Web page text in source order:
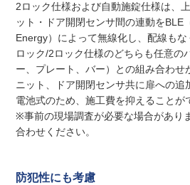
2ロック仕様および自動施錠仕様は、
ット・ドア開閉センサ間の連動をBLE
Energy）によって無線化し、配線も
ロック/2ロック仕様のどちらも任意の
ー、プレート、バー）との組み合わせ
ニット、ドア開閉センサ共に扉への追
電池式のため、施工費を抑えることが
※事前の現場調査が必要な場合があり
合わせください。
防犯性にも考慮